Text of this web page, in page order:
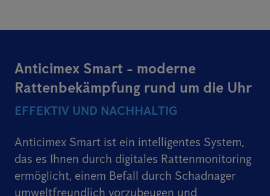
Anticimex Smart - moderne
Rattenbekämpfung rund um die Uhr
EFFEKTIV UND NACHHALTIG
Anticimex Smart ist ein intelligentes System,
das es Ihnen durch digitales Rattenmonitoring
ermöglicht, einem Befall durch Schadnager
umweltfreundlich vorzubeugen und